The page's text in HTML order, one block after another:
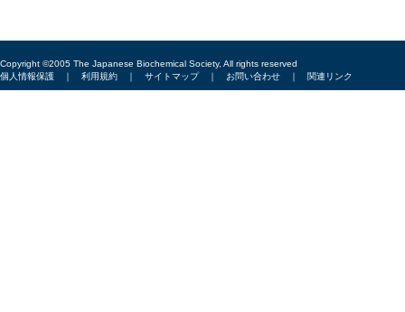
Copyright ©2005 The Japanese Biochemical Society, All rights reserved
個人情報保護 ｜ 利用規約 ｜ サイトマップ｜ お問い合わせ ｜ 関連リンク